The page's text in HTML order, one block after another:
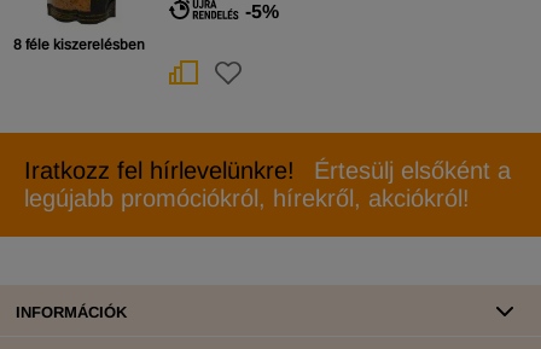
8 féle kiszerelésben
-5%
Iratkozz fel hírlevelünkre!
Értesülj elsőként a
legújabb promóciókról, hírekről, akciókról!
INFORMÁCIÓK